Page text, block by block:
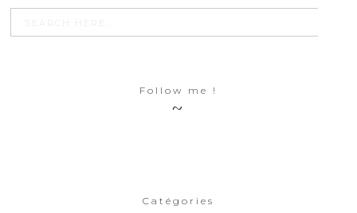
Search SEARCH
Follow me !
Catégories